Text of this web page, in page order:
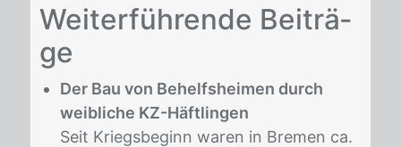
Wei­ter­füh­ren­de Bei­trä­
ge
Der Bau von Behelfsheimen durch
weibliche KZ-Häftlingen
Seit Kriegsbeginn waren in Bremen ca.